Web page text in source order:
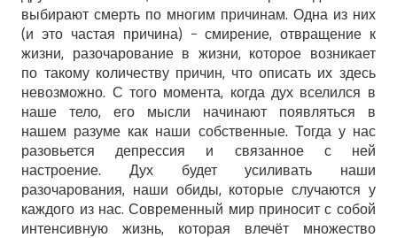
выбирают смерть по многим причинам. Одна из них
(и это частая причина) – смирение, отвращение к
жизни, разочарование в жизни, которое возникает
по такому количеству причин, что описать их здесь
невозможно. С того момента, когда дух вселился в
наше тело, его мысли начинают появляться в
нашем разуме как наши собственные. Тогда у нас
разовьется депрессия и связанное с ней
настроение. Дух будет усиливать наши
разочарования, наши обиды, которые случаются у
каждого из нас. Современный мир приносит с собой
интенсивную жизнь, которая влечёт множество